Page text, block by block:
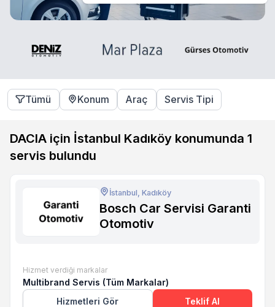
Tümü Konum Araç Servis Tipi
DACIA için İstanbul Kadıköy konumunda 1
servis bulundu
İstanbul, Kadıköy
Bosch Car Servisi Garanti
Otomotiv
Hizmet verdiği markalar
Multibrand Servis (Tüm Markalar)
Hizmetleri Gör
Teklif Al